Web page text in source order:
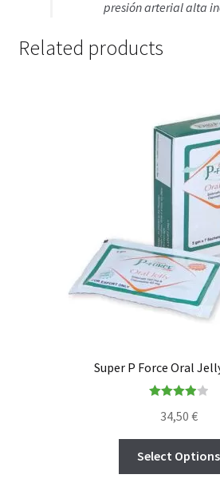
presión arterial alta
Related products
Super P Force Oral
4.00out
of 5
34,50 €
Select Options